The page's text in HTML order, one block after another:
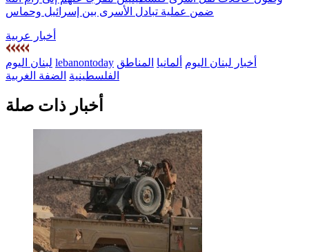
ضمن عملية تبادل الأسرى بين إسرائيل وحماس
أخبار عربية
لبنان اليوم lebanontoday أخبار لبنان اليوم ألمانيا المناطق
الفلسطينية الضفة الغربية
أخبار ذات صلة